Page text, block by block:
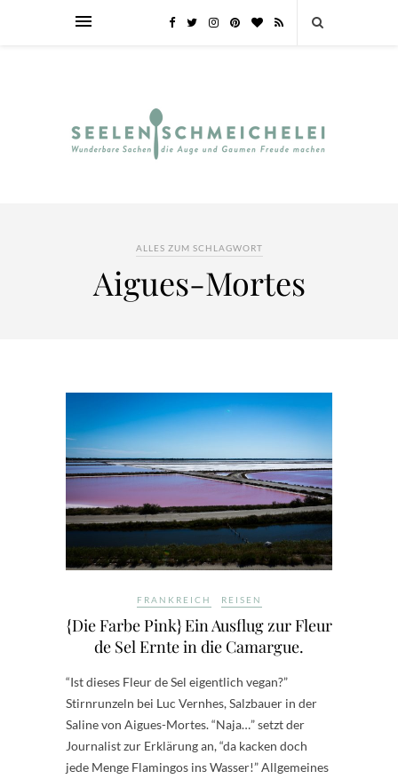
ALLES ZUM SCHLAGWORT
Aigues-Mortes
FRANKREICH REISEN
{Die Farbe Pink} Ein Ausflug zur Fleur
de Sel Ernte in die Camargue.
“Ist dieses Fleur de Sel eigentlich vegan?”
Stirnrunzeln bei Luc Vernhes, Salzbauer in der
Saline von Aigues-Mortes. “Naja…” setzt der
Journalist zur Erklärung an, “da kacken doch
jede Menge Flamingos ins Wasser!” Allgemeines